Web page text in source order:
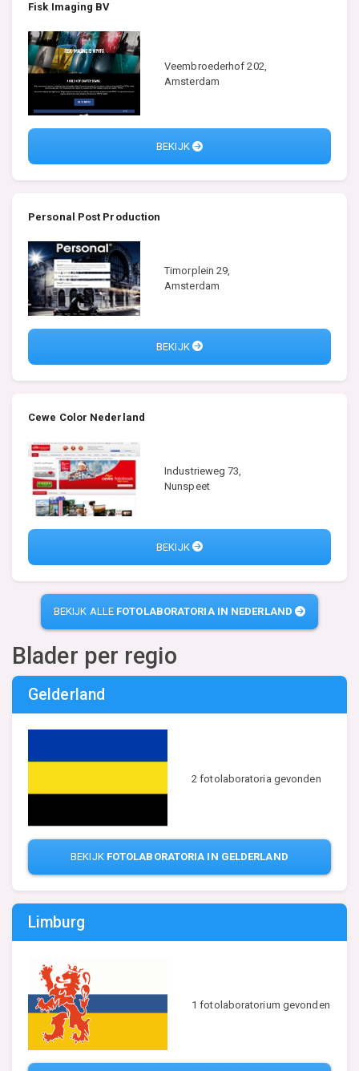
Fisk Imaging BV
Veembroederhof 202,
Amsterdam
BEKIJK
Personal Post Production
Timorplein 29,
Amsterdam
BEKIJK
Cewe Color Nederland
Industrieweg 73,
Nunspeet
BEKIJK
BEKIJK ALLE FOTOLABORATORIA IN NEDERLAND
Blader per regio
Gelderland
2 fotolaboratoria gevonden
BEKIJK FOTOLABORATORIA IN GELDERLAND
Limburg
1 fotolaboratorium gevonden